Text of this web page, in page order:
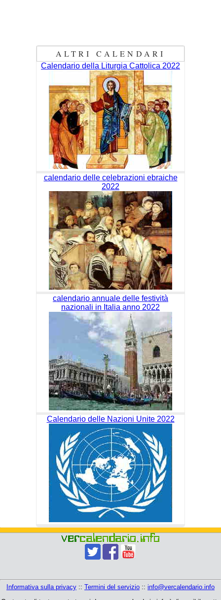
ALTRI CALENDARI
Calendario della Liturgia Cattolica 2022
calendario delle celebrazioni ebraiche
2022
calendario annuale delle festività
nazionali in Italia anno 2022
Calendario delle Nazioni Unite 2022
Informativa sulla privacy :: Termini del servizio :: info@vercalendario.info